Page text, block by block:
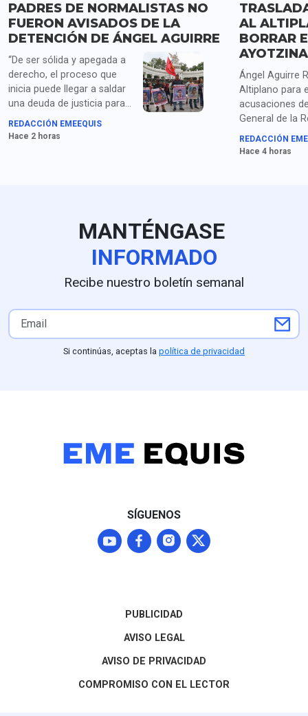
PADRES DE NORMALISTAS NO
FUERON AVISADOS DE LA
DETENCIÓN DE ÁNGEL AGUIRRE
“De ser sólida y apegada a
derecho, el proceso que
inicia puede llegar a saldar
una deuda de justicia para
las familias de los
estudiantes desaparecidos”,
REDACCIÓN EMEEQUIS
Hace 2 horas
AL
BORRAR
Ángel Aguirre
Altiplano para
acusaciones
General de la
(FGR) por el
ocultamiento
REDACCIÓN
Hace 4 horas
MANTÉNGASE
INFORMADO
Recibe nuestro boletín semanal
Si continúas, aceptas la política de privacidad
SÍGUENOS
PUBLICIDAD
AVISO LEGAL
AVISO DE PRIVACIDAD
COMPROMISO CON EL LECTOR